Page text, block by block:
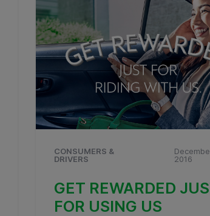
CONSUMERS &
DRIVERS
2016
GET REWARDED
FOR USING US